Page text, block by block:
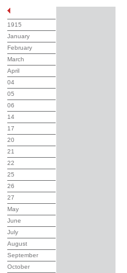
1915
January
February
March
April
04
05
06
14
17
20
21
22
25
26
27
May
June
July
August
September
October